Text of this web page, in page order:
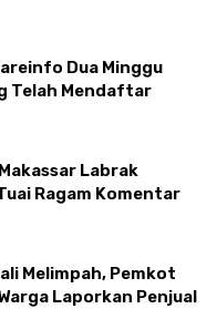
Dua Minggu
Telah Mendaftar
Labrak
Ragam Komentar
Melimpah, Pemkot
Laporkan Penjual